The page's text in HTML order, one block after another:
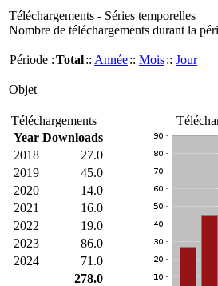
Téléchargements - Séries temporelles
Nombre de téléchargements durant la
Période :Total:: Année:: Mois:: Jour
Objet
Téléchargements
Year Downloads
2018
27.0
2019
45.0
2020
14.0
2021
16.0
2022
19.0
2023
86.0
2024
71.0
278.0